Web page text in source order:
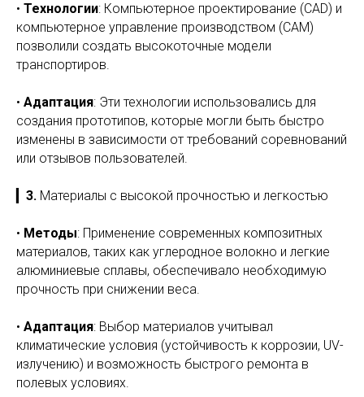
• Технологии: Компьютерное проектирование (CAD) и
компьютерное управление производством (CAM)
позволили создать высокоточные модели
транспортиров.
• Адаптация: Эти технологии использовались для
создания прототипов, которые могли быть быстро
изменены в зависимости от требований соревнований
или отзывов пользователей.
3. Материалы с высокой прочностью и легкостью
• Методы: Применение современных композитных
материалов, таких как углеродное волокно и легкие
алюминиевые сплавы, обеспечивало необходимую
прочность при снижении веса.
• Адаптация: Выбор материалов учитывал
климатические условия (устойчивость к коррозии, UV-
излучению) и возможность быстрого ремонта в
полевых условиях.